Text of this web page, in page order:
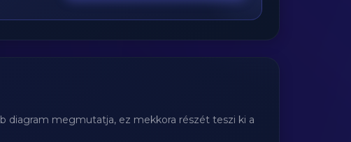
diagram megmutatja, ez mekkora részét teszi ki a